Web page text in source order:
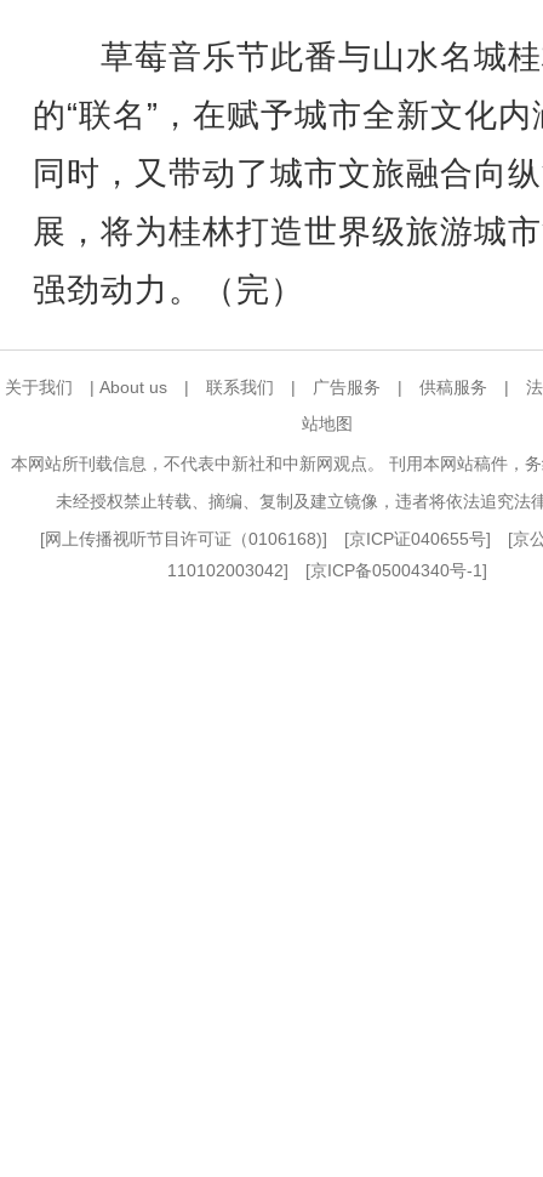
草莓音乐节此番与山水名城
的“联名”，在赋予城市全新文化内
同时，又带动了城市文旅融合向
展，将为桂林打造世界级旅游城
强劲动力。（完）
关于我们 | About us | 联系我们 | 广告服务 | 供稿服务 |
站地图
本网站所刊载信息，不代表中新社和中新网观点。 刊用本网站稿件，
未经授权禁止转载、摘编、复制及建立镜像，违者将依法追究法
[网上传播视听节目许可证（0106168)] [京ICP证040655号] [京
110102003042] [京ICP备05004340号-1]